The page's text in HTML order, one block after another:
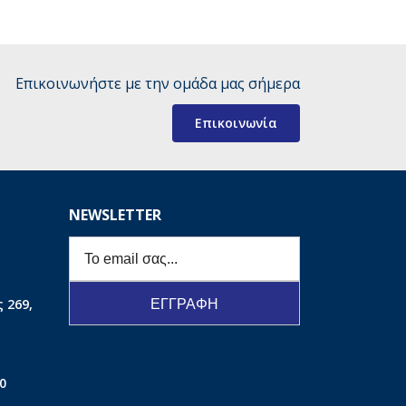
Επικοινωνήστε με την ομάδα μας σήμερα
Επικοινωνία
269,
NEWSLETTER
ΕΓΓΡΑΦΗ